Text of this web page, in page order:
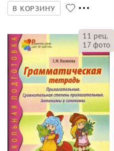
В КОРЗИНУ
11 рец.
17 фото